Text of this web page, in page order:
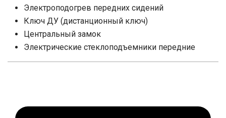
Электроподогрев передних сидений
Ключ ДУ (дистанционный ключ)
Центральный замок
Электрические стеклоподъемники передние